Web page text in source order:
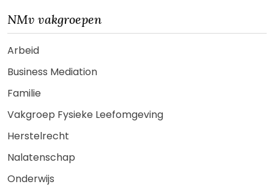
NMv vakgroepen
Arbeid
Business Mediation
Familie
Vakgroep Fysieke Leefomgeving
Herstelrecht
Nalatenschap
Onderwijs